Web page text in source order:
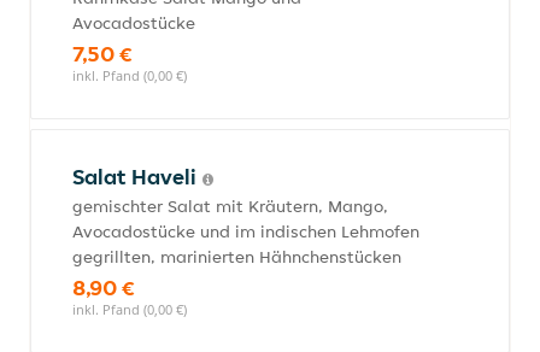
Avocadostücke
7,50 €
inkl. Pfand (0,00 €)
Salat Haveli
gemischter Salat mit Kräutern, Mango,
Avocadostücke und im indischen Lehmofen
gegrillten, marinierten Hähnchenstücken
8,90 €
inkl. Pfand (0,00 €)